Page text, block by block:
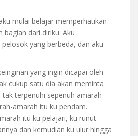
mulai belajar memperhatikan
bagian dari diriku. Aku
yang berbeda, dan aku
yang ingin dicapai oleh
cukup satu dia akan meminta
tak terpenuhi sepenuh amarah
amarah itu ku pendam.
itu ku pelajari, ku runut
dan kemudian ku ulur hingga